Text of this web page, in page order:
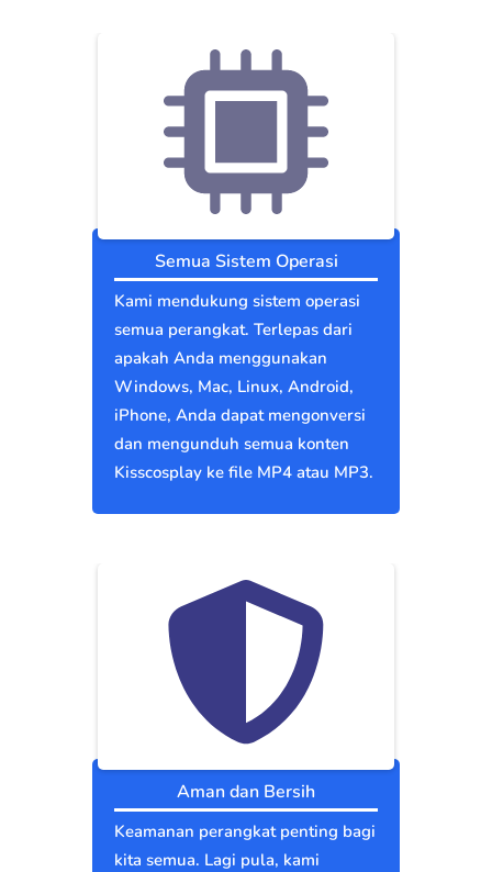
Semua Sistem Operasi
Kami mendukung sistem operasi
semua perangkat. Terlepas dari
apakah Anda menggunakan
Windows, Mac, Linux, Android,
iPhone, Anda dapat mengonversi
dan mengunduh semua konten
Kisscosplay ke file MP4 atau MP3.
Aman dan Bersih
Keamanan perangkat penting bagi
kita semua. Lagi pula, kami